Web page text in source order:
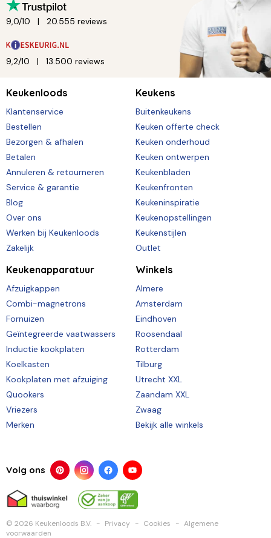
9,0/10 20.555 reviews
9,2/10 13.500 reviews
Keukenloods
Klantenservice
Bestellen
Bezorgen & afhalen
Betalen
Annuleren & retourneren
Service & garantie
Blog
Over ons
Werken bij Keukenloods
Zakelijk
Keukens
Buitenkeukens
Keuken offerte check
Keuken onderhoud
Keuken ontwerpen
Keukenbladen
Keukenfronten
Keukeninspiratie
Keukenopstellingen
Keukenstijlen
Outlet
Keukenapparatuur
Afzuigkappen
Combi-magnetrons
Fornuizen
Geïntegreerde vaatwassers
Inductie kookplaten
Koelkasten
Kookplaten met afzuiging
Quookers
Vriezers
Merken
Winkels
Almere
Amsterdam
Eindhoven
Roosendaal
Rotterdam
Tilburg
Utrecht XXL
Zaandam XXL
Zwaag
Bekijk alle winkels
Volg ons
© 2026 Keukenloods B.V. Privacy Cookies
Algemene
voorwaarden